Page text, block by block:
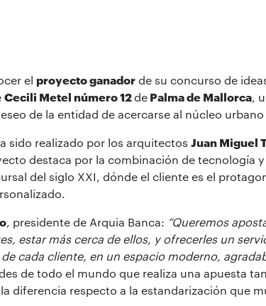
el proyecto ganador de su concurso de
Cecili Metel número 12de Palma de Mallorca,
de la entidad de acercarse al núcleo
sido realizado por los arquitectos Juan Miguel
destaca por la combinación de tecnología
del siglo XXI, dónde el cliente es el
, presidente de Arquia Banca: “Queremos
estar más cerca de ellos, y ofrecerles un
cada cliente, en un espacio moderno,
de todo el mundo que realiza una apuesta
diferencia respecto a la estandarización que